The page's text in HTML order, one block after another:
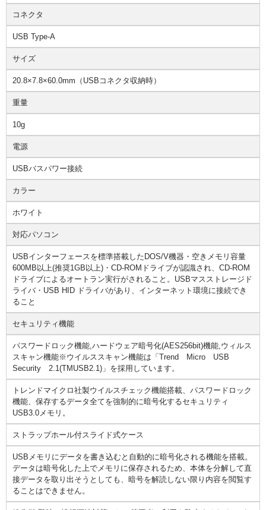
コネクタ
USB Type-A
サイズ
20.8×7.8×60.0mm（USBコネクタ収納時）
重量
10g
電源
USBバスパワー接続
カラー
ホワイト
対応パソコン
USBインターフェースを標準搭載したDOS/V機器・空きメモリ容量
600MB以上(推奨1GB以上)・CD-ROMドライブが認識され、CD-ROM
ドライブによるオートラン実行がされること。USBマスストレージド
ライバ・USB HID ドライバがあり、インターネット環境に接続でき
ること
セキュリティ機能
パスワードロック機能,ハードウェア暗号化(AES256bit)機能,ウィルス
スキャン機能※ウイルススキャン機能は「Trend Micro USB
Security 2.1(TMUSB2.1)」を採用しています。
トレンドマイクロ社製ウイルスチェック機能搭載、パスワードロック
機能、保存するデータ全てを強制的に暗号化するセキュリティ
USB3.0メモリ。
ストラップホール付スライド式ケース
USBメモリにデータを書き込むと自動的に暗号化される機能を搭載。
データは暗号化した上でメモリに保存されるため、本体を分解して直
接データを取り出そうとしても、暗号を解読しない限り内容を閲覧す
ることはできません。